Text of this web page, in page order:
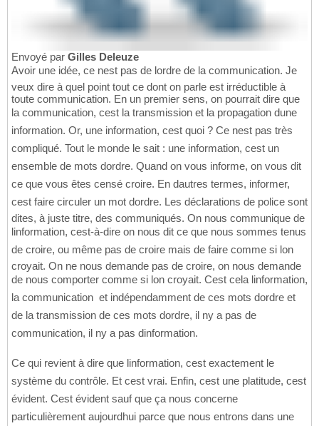
Envoyé par Gilles Deleuze
Avoir une idée, ce nest pas de lordre de la communication. Je
veux dire à quel point tout ce dont on parle est irréductible à
toute communication. En un premier sens, on pourrait dire que
la communication, cest la transmission et la propagation dune
information. Or, une information, cest quoi ? Ce nest pas très
compliqué. Tout le monde le sait : une information, cest un
ensemble de mots dordre. Quand on vous informe, on vous dit
ce que vous êtes censé croire. En dautres termes, informer,
cest faire circuler un mot dordre. Les déclarations de police sont
dites, à juste titre, des communiqués. On nous communique de
linformation, cest-à-dire on nous dit ce que nous sommes tenus
de croire, ou même pas de croire mais de faire comme si lon
croyait. On ne nous demande pas de croire, on nous demande
de nous comporter comme si lon croyait. Cest cela linformation,
la communication  et indépendamment de ces mots dordre et
de la transmission de ces mots dordre, il ny a pas de
communication, il ny a pas dinformation.
Ce qui revient à dire que linformation, cest exactement le
système du contrôle. Et cest vrai. Enfin, cest une platitude, cest
évident. Cest évident sauf que ça nous concerne
particulièrement aujourdhui parce que nous entrons dans une